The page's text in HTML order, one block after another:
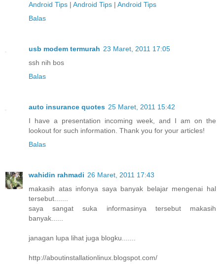
Android Tips | Android Tips | Android Tips
Balas
usb modem termurah 23 Maret, 2011 17:05
ssh nih bos
Balas
auto insurance quotes 25 Maret, 2011 15:42
I have a presentation incoming week, and I am on the
lookout for such information. Thank you for your articles!
Balas
wahidin rahmadi 26 Maret, 2011 17:43
makasih atas infonya saya banyak belajar mengenai hal
tersebut.......
saya sangat suka informasinya tersebut makasih
banyak......
janagan lupa lihat juga blogku.......
http://aboutinstallationlinux.blogspot.com/